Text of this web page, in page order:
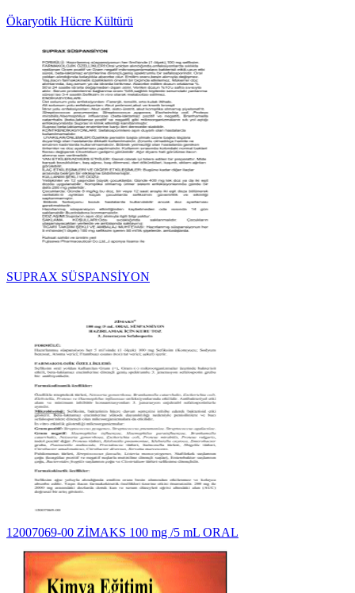
Ökaryotik Hücre Kültürü
SUPRAX SÜSPANSİYON
12007069-00 ZİMAKS 100 mg /5 mL ORAL